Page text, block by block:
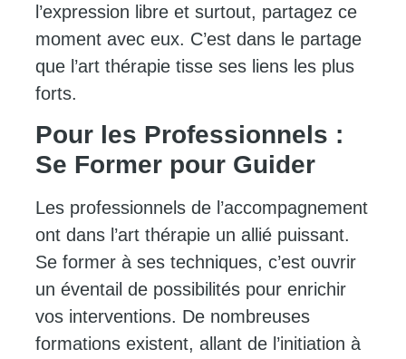
l’expression libre et surtout, partagez ce
moment avec eux. C’est dans le partage
que l’art thérapie tisse ses liens les plus
forts.
Pour les Professionnels :
Se Former pour Guider
Les professionnels de l’accompagnement
ont dans l’art thérapie un allié puissant.
Se former à ses techniques, c’est ouvrir
un éventail de possibilités pour enrichir
vos interventions. De nombreuses
formations existent, allant de l’initiation à